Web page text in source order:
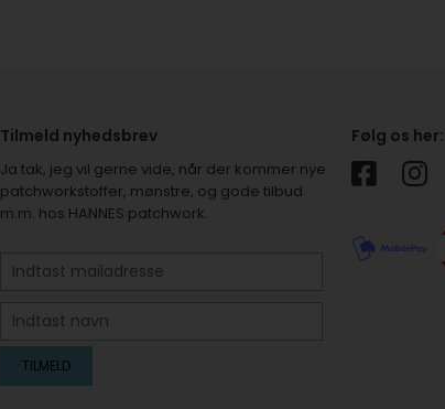
Tilmeld nyhedsbrev
Ja tak, jeg vil gerne vide, når der kommer nye
patchworkstoffer, mønstre, og gode tilbud
m.m. hos HANNES patchwork.
Følg os her: